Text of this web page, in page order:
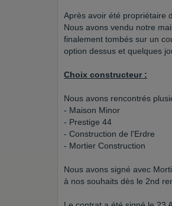
Après avoir été propriétaire
Nous avons vendu notre
finalement tombés sur un
option dessus et quelques
Choix constructeur :
Nous avons rencontrés
- Maison Minor
- Prestige 44
- Construction de l'Erdre
- Mortier Construction
Nous avons signé avec
à nos souhaits dès le 2nd